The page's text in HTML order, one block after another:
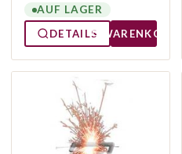
AUF LAGER
DETAILS
WARENKORB